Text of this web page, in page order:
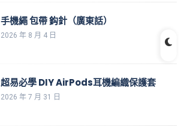
手機繩 包帶 鈎針（廣東話）
2026 年 8 月 4 日
超易必學 DIY AirPods耳機編織保護套
2026 年 7 月 31 日